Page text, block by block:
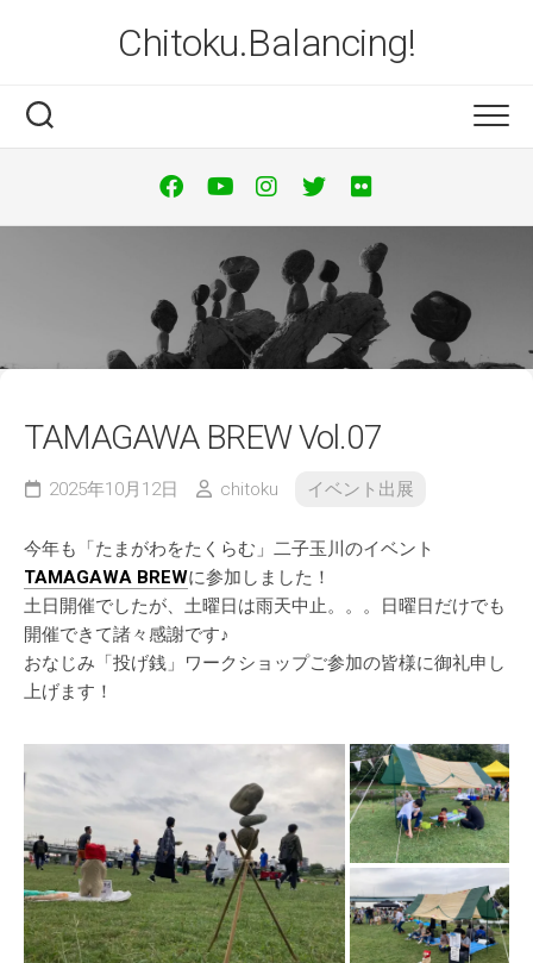
Chitoku.Balancing!
TAMAGAWA BREW Vol.07
2025年10月12日 chitoku イベント出展
今年も「たまがわをたくらむ」二子玉川のイベント
TAMAGAWA BREWに参加しました！
土日開催でしたが、土曜日は雨天中止。。。日曜日だけでも
開催できて諸々感謝です♪
おなじみ「投げ銭」ワークショップご参加の皆様に御礼申し
上げます！